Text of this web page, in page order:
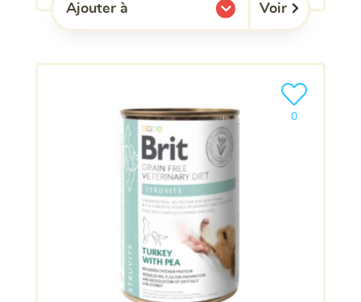
Ajouter à
l'une de mes listes. Voir
0
Ajouter le